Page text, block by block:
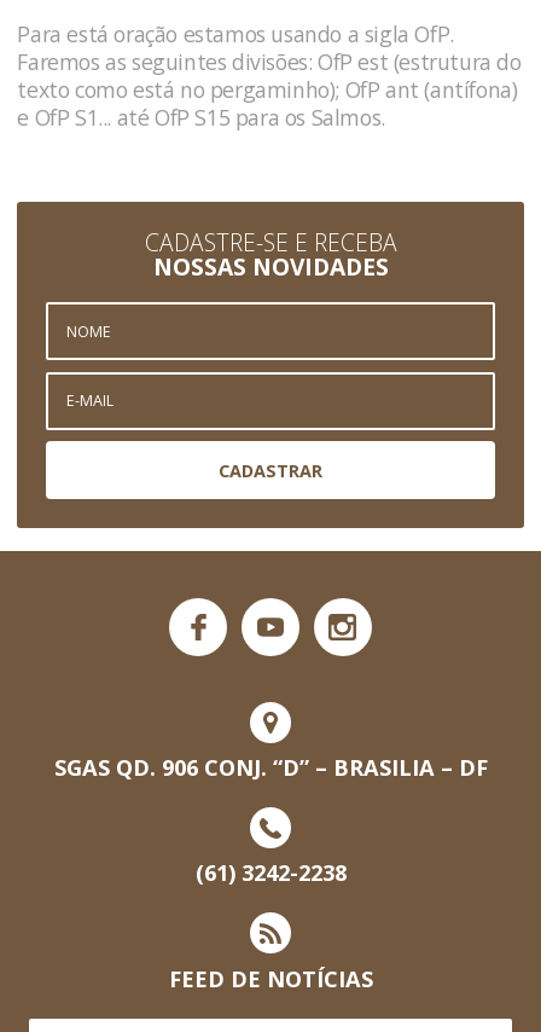
Para está oração estamos usando a sigla OfP.
Faremos as seguintes divisões: OfP est (estrutura do
texto como está no pergaminho); OfP ant (antífona)
e OfP S1... até OfP S15 para os Salmos.
CADASTRE-SE E RECEBA
NOSSAS NOVIDADES
CADASTRAR
SGAS QD. 906 CONJ. “D” – BRASILIA – DF
(61) 3242-2238
FEED DE NOTÍCIAS